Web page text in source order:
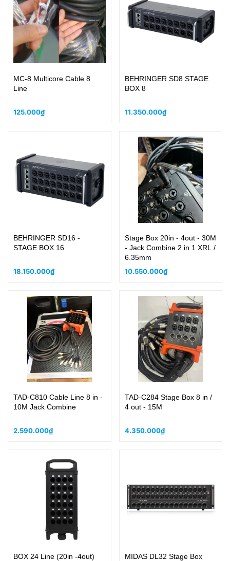
MC-8 Multicore Cable 8
Line
125.000₫
BEHRINGER SD8 STAGE
BOX 8
11.350.000₫
BEHRINGER SD16 -
STAGE BOX 16
18.150.000₫
Stage Box 20in - 4out - 30M
- Jack Combine 2 in 1 XRL /
6.35mm
10.550.000₫
TAD-C810 Cable Line 8 in -
10M Jack Combine
2.590.000₫
TAD-C284 Stage Box 8 in /
4 out - 15M
4.350.000₫
BOX 24 Line (20in -4out) MIDAS DL32 Stage Box